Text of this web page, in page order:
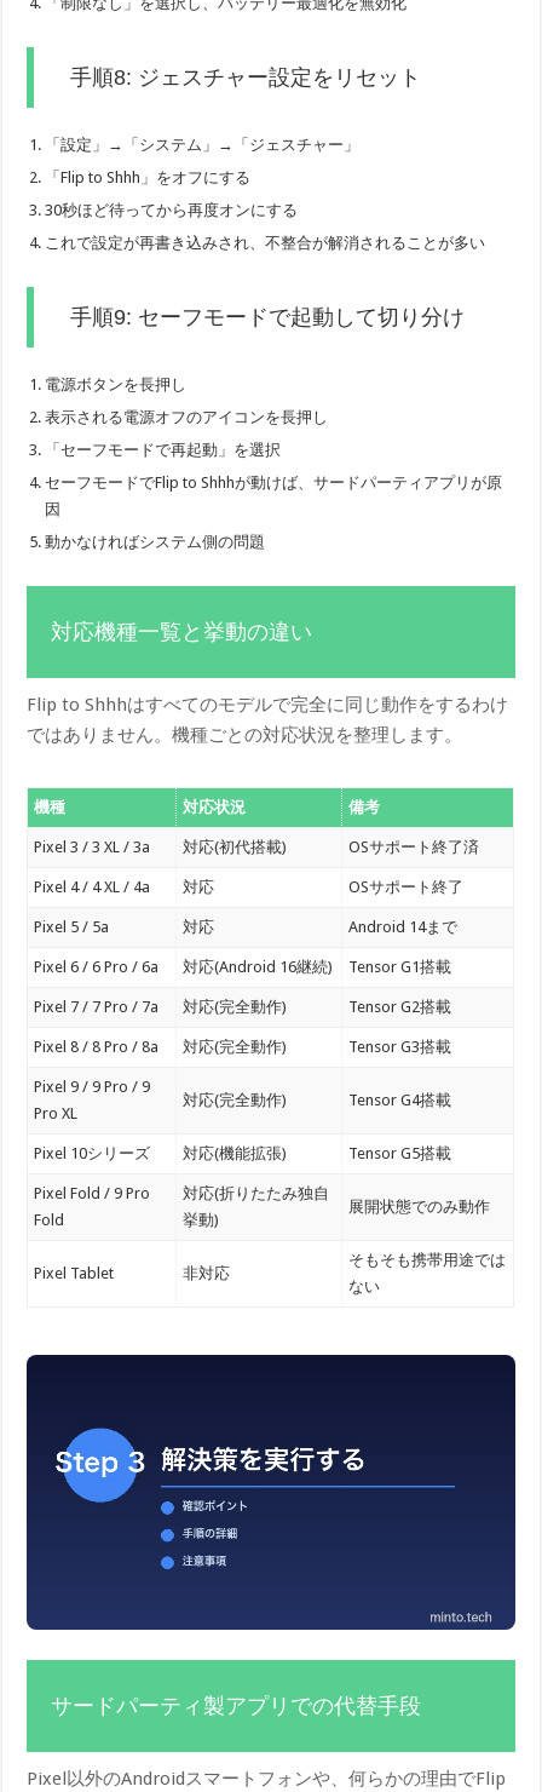
手順8: ジェスチャー設定をリセット
「設定」→「システム」→「ジェスチャー」
「Flip to Shhh」をオフにする
30秒ほど待ってから再度オンにする
これで設定が再書き込みされ、不整合が解消されることが多い
手順9: セーフモードで起動して切り分け
電源ボタンを長押し
表示される電源オフのアイコンを長押し
「セーフモードで再起動」を選択
セーフモードでFlip to Shhhが動けば、サードパーティアプリが原
因
動かなければシステム側の問題
対応機種一覧と挙動の違い
Flip to Shhhはすべてのモデルで完全に同じ動作をするわけ
ではありません。機種ごとの対応状況を整理します。
機種 対応状況 備考
Pixel 3 / 3 XL / 3a 対応(初代搭載) OSサポート終了済
Pixel 4 / 4 XL / 4a 対応 OSサポート終了
Pixel 5 / 5a 対応 Android 14まで
Pixel 6 / 6 Pro / 6a 対応(Android 16継続) Tensor G1搭載
Pixel 7 / 7 Pro / 7a 対応(完全動作) Tensor G2搭載
Pixel 8 / 8 Pro / 8a 対応(完全動作) Tensor G3搭載
Pixel 9 / 9 Pro / 9
Pro XL
対応(完全動作) Tensor G4搭載
Pixel 10シリーズ 対応(機能拡張) Tensor G5搭載
Pixel Fold / 9 Pro
Fold
対応(折りたたみ独自
挙動)
展開状態でのみ動作
Pixel Tablet 非対応
そもそも携帯用途では
ない
サードパーティ製アプリでの代替手段
Pixel以外のAndroidスマートフォンや、何らかの理由でFlip